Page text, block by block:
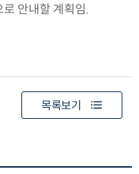
안내할 계획임.
목록보기